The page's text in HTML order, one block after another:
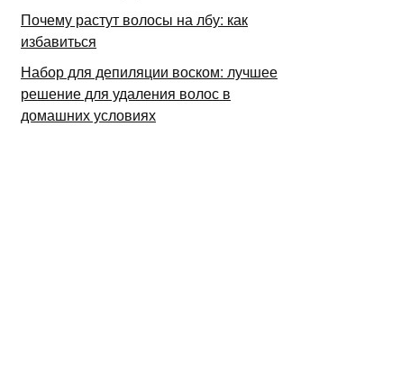
Почему растут волосы на лбу: как
избавиться
Набор для депиляции воском: лучшее
решение для удаления волос в
домашних условиях